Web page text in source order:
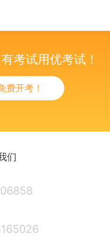
考试用优考试！
费开考！
们